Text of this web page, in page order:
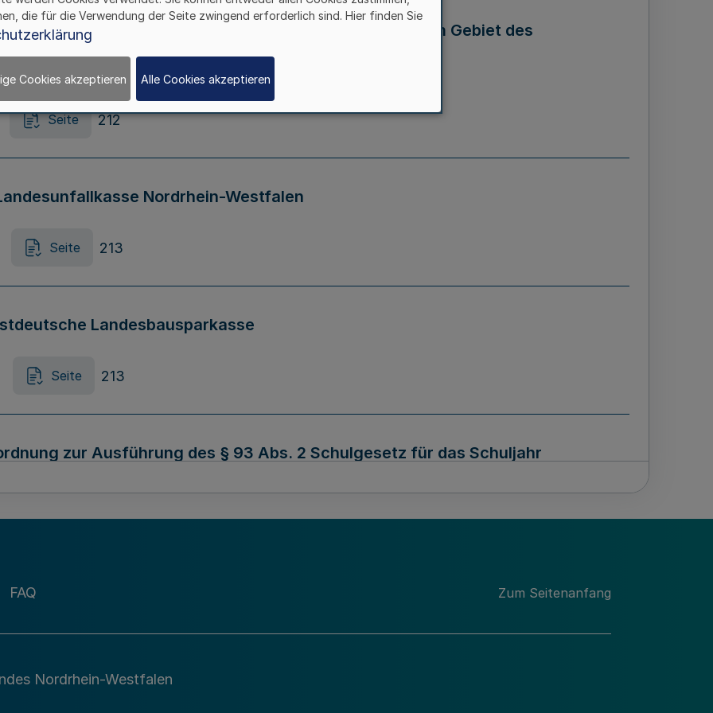
Verordnung zur Regelung von Zuständigkeiten auf dem Gebiet des
Seite 212
Nordrhein-Westfalen
Seite 213
Landesbausparkasse
Seite 213
zur Ausführung des § 93 Abs. 2 Schulgesetz für das Schuljahr
FAQ Zum Seitenanfang
Nordrhein-Westfalen
die für die Verwendung der Seite zwingend erforderlich sind. Hier finden Sie
Cookies akzeptieren Alle Cookies akzeptieren